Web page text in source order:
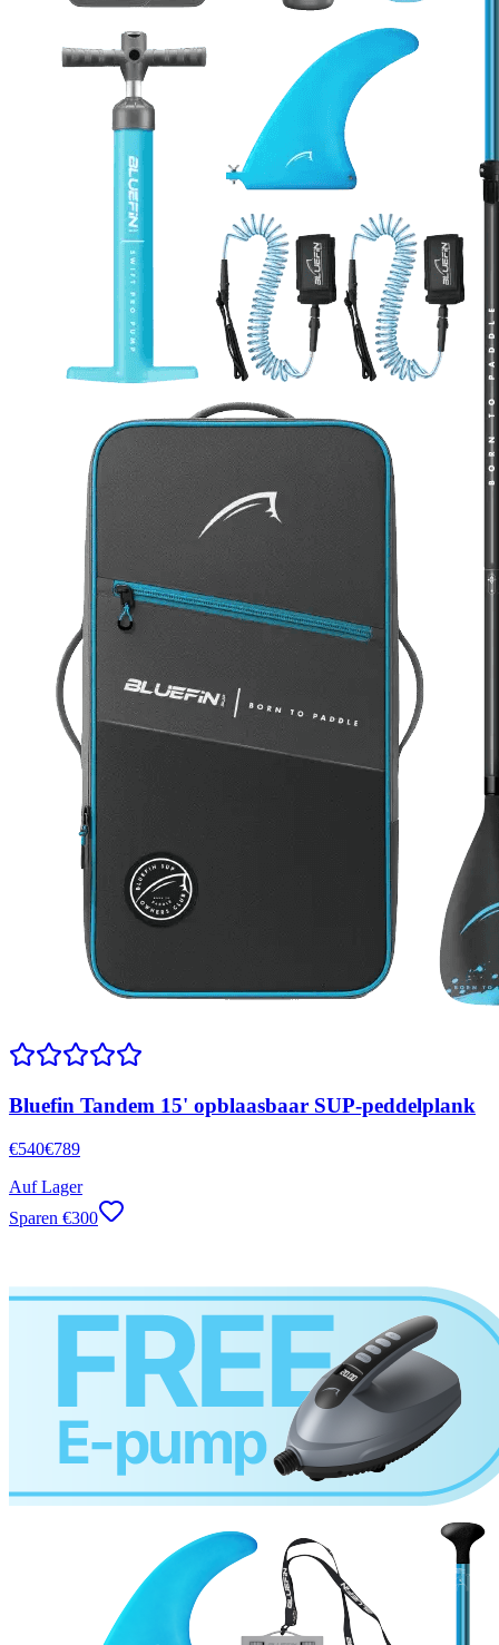
Bluefin Tandem 15' opblaasbaar SUP-peddelplank
€540€789
Auf Lager
Sparen €300